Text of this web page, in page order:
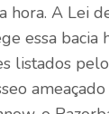
hora. A Lei
essa bacia
listados